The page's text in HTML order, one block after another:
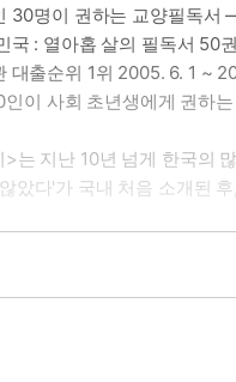
30명이 권하는 교양필독
국 : 열아홉 살의 필독서
대출순위 1위 2005. 6. 1 ~
인이 사회 초년생에게 권
는 지난 10년 넘게 한국의
았다'가 국내 처음 소개된
의 역사현장을 발로 취재